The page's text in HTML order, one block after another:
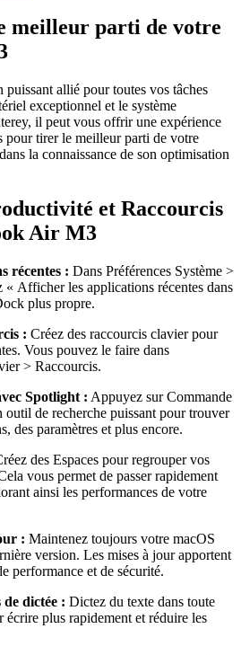
meilleur parti de votre
allié pour toutes vos tâches
exceptionnel et le système
il peut vous offrir une expérience
pour tirer le meilleur parti de votre
la connaissance de son optimisation
et Raccourcis
Air M3
récentes : Dans Préférences Système >
Afficher les applications récentes dans
plus propre.
: Créez des raccourcis clavier pour
Vous pouvez le faire dans
> Raccourcis.
Spotlight : Appuyez sur Commande
outil de recherche puissant pour trouver
des paramètres et plus encore.
des Espaces pour regrouper vos
vous permet de passer rapidement
ainsi les performances de votre
: Maintenez toujours votre macOS
version. Les mises à jour apportent
performance et de sécurité.
dictée : Dictez du texte dans toute
plus rapidement et réduire les